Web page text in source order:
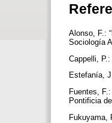
Alonso, F.:
Sociología
Cappelli,
Estefanía,
Fuentes,
Pontificia
Fukuyama,